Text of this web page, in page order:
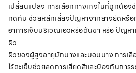
เปลี่ยนแปลง การเลือกกางเกงในที่ถูกต้อ
กดทับ ช่วยหลีกเลี่ยงปัญหาจากยางยืดหรือ
อาการเจ็บบริเวณเอวหรือต้นขา หรือ ปัญหา
ผิว
ผิวของผู้สูงอายุมักบางและบอบบาง การเ
ไร้ตะเข็บช่วยลดการเสียดสีและป้องกันการ